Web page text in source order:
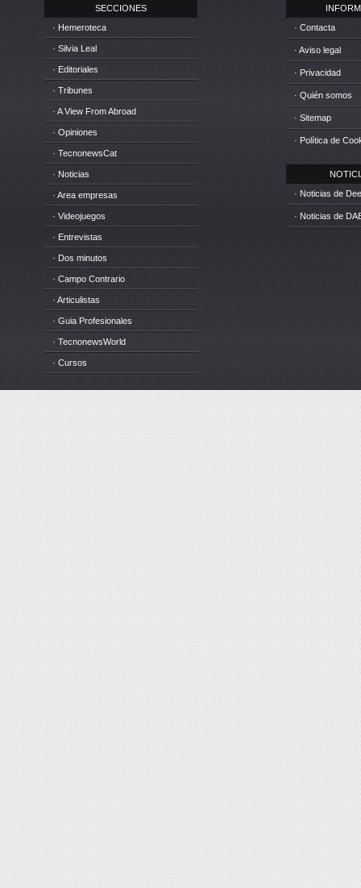
SECCIONES
· Hemeroteca
· Silvia Leal
· Editoriales
· Tribunes
· A View From Abroad
· Opiniones
· TecnonewsCat
· Noticias
· Area empresas
· Videojuegos
· Entrevistas
· Dos minutos
· Campo Contrario
· Articulistas
· Guia Profesionales
· TecnonewsWorld
· Cursos
· Contacta
· Aviso legal
· Privacidad
· Quién somos
· Sitemap
· Política de
· Noticias de
· Noticias de